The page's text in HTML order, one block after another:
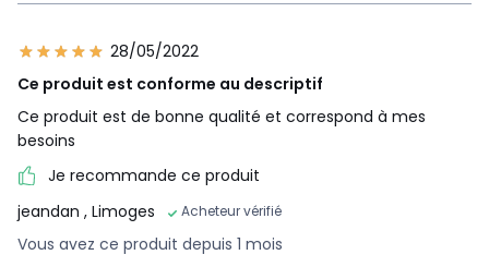
28/05/2022
Ce produit est conforme au descriptif
Ce produit est de bonne qualité et correspond à mes
besoins
Je recommande ce produit
jeandan , Limoges Acheteur vérifié
Vous avez ce produit depuis 1 mois